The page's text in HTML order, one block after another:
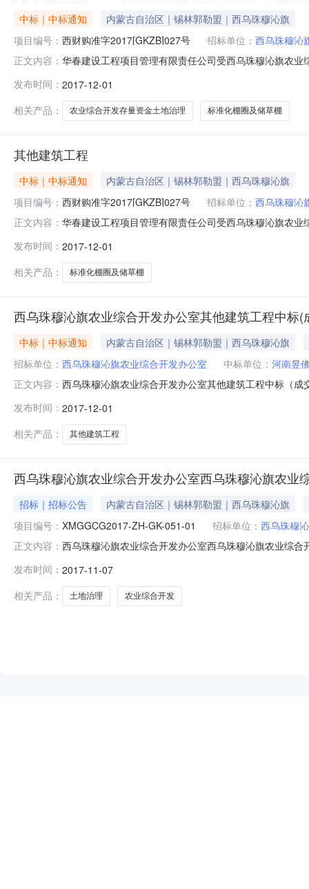
中标｜中标通知
内蒙古自治区｜锡林郭勒盟｜西乌珠穆沁旗
项目编号： 西财购准字2017[GKZB]027号 招标单位： 西乌珠穆沁
正文内容： 华春建设工程项目管理有限责任公司受西乌珠穆沁旗农
2016年农业综合开发存量资金土地治理项目结余资金（
发布时间： 2017-12-01
相关产品：
农业综合开发存量资金土地治理 标准化棚圈及储草棚
其他建筑工程
中标｜中标通知
内蒙古自治区｜锡林郭勒盟｜西乌珠穆沁旗
项目编号： 西财购准字2017[GKZB]027号 招标单位： 西乌珠穆沁
正文内容： 华春建设工程项目管理有限责任公司受西乌珠穆沁旗农
格：包号货物、服务和工程名称数量技术规格、参数及
发布时间： 2017-12-01
相关产品：
标准化棚圈及储草棚
西乌珠穆沁旗农业综合开发办公室其他建筑工程中标(
中标｜中标通知
内蒙古自治区｜锡林郭勒盟｜西乌珠穆沁旗
招标单位： 西乌珠穆沁旗农业综合开发办公室 中标单位： 河南昱
正文内容： 西乌珠穆沁旗农业综合开发办公室其他建筑工程中标（
式：项目联系人详见公告正文项目联系电话详见公告正
设工程项目管理有限责任公司代理机
发布时间： 2017-12-01
相关产品：
其他建筑工程
西乌珠穆沁旗农业综合开发办公室西乌珠穆沁旗农
招标｜招标公告
内蒙古自治区｜锡林郭勒盟｜西乌珠穆沁旗
项目编号： XMGGCG2017-ZH-GK-051-01 招标单位： 西乌珠穆
正文内容： 西乌珠穆沁旗农业综合开发办公室西乌珠穆沁旗农业综
穆沁旗农业综合开发办公室2017年农业综合开发土地治
农业综合开发办公
发布时间： 2017-11-07
相关产品：
土地治理 农业综合开发
HOT
NEW
5折起